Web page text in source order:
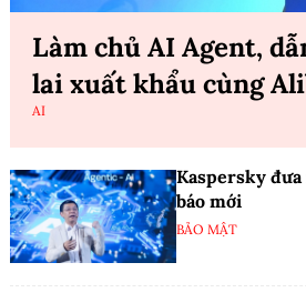
Làm chủ AI Agent,
lai xuất khẩu cùng
AI
Kaspersky
báo mới
BẢO MẬT